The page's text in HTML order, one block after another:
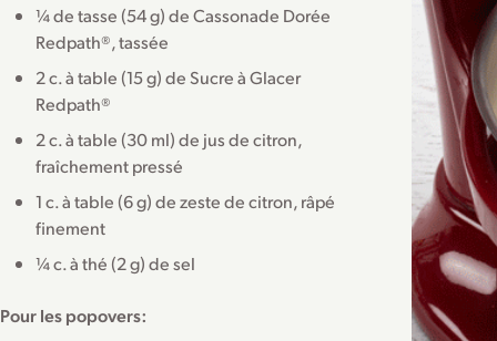
¼ de tasse (54 g) de Cassonade Dorée
Redpath®, tassée
2 c. à table (15 g) de Sucre à Glacer
Redpath®
2 c. à table (30 ml) de jus de citron,
fraîchement pressé
1 c. à table (6 g) de zeste de citron, râpé
finement
¼ c. à thé (2 g) de sel
Pour les popovers: